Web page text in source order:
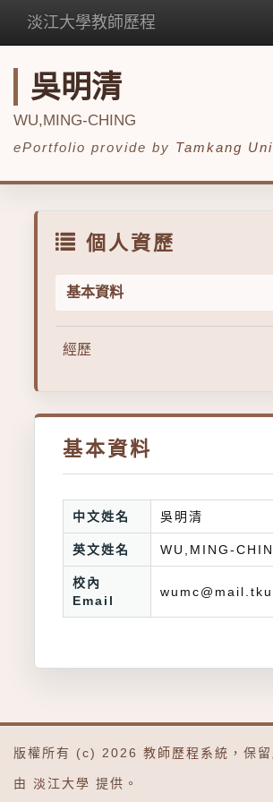
淡江大學教師歷程
吳明清
WU,MING-CHING
ePortfolio provide by Tamkang
個人資歷
基本資料
經歷
基本資料
中文姓名 吳明清
英文姓名 WU,MING-
校內
Email
版權所有 (c) 2026 教師歷程系統 ，保
由 淡江大學 提供。